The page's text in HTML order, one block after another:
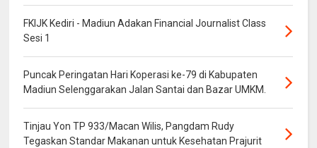
FKIJK Kediri - Madiun Adakan Financial Journalist Class
Sesi 1
Puncak Peringatan Hari Koperasi ke-79 di Kabupaten
Madiun Selenggarakan Jalan Santai dan Bazar UMKM.
Tinjau Yon TP 933/Macan Wilis, Pangdam Rudy
Tegaskan Standar Makanan untuk Kesehatan Prajurit